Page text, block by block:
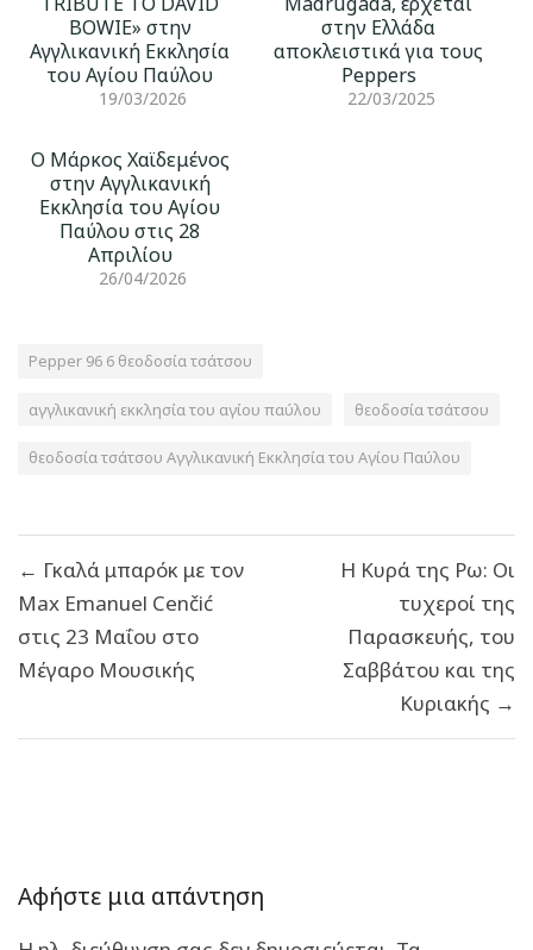
BOWIE» στην
Αγγλικανική Εκκλησία
του Αγίου Παύλου
19/03/2026
στην Ελλάδα
αποκλειστικά για τους
Peppers
22/03/2025
Ο Μάρκος Χαϊδεμένος
στην Αγγλικανική
Εκκλησία του Αγίου
Παύλου στις 28
Απριλίου
26/04/2026
Pepper 96 6 θεοδοσία τσάτσου
αγγλικανική εκκλησία του αγίου παύλου θεοδοσία τσάτσου
θεοδοσία τσάτσου Αγγλικανική Εκκλησία του Αγίου Παύλου
άρθρων
← Γκαλά μπαρόκ με τον
Μax Emanuel Cenčić
στις 23 Μαΐου στο
Μέγαρο Μουσικής
Η Κυρά της Ρω: Οι
τυχεροί της
Παρασκευής, του
Σαββάτου και της
Κυριακής →
Αφήστε μια απάντηση